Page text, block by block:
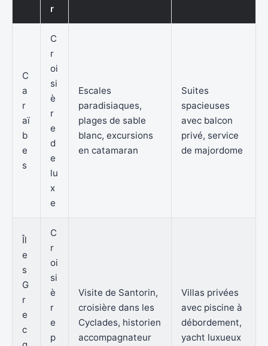
r
C
a
r
aï
b
e
s
C
r
oi
si
è
r
e
d
e
lu
x
e
Escales
paradisiaques,
plages de sable
blanc, excursions
en catamaran
Suites
spacieuses
avec balcon
privé, service
de majordome
Îl
e
s
G
r
e
c
C
r
oi
si
è
r
e
p
Visite de Santorin,
croisière dans les
Cyclades, historien
accompagnateur
Villas privées
avec piscine à
débordement,
yacht luxueux